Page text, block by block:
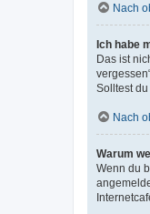
Nach
Ich habe
Das ist
Solltest
Nach
Warum
Wenn du